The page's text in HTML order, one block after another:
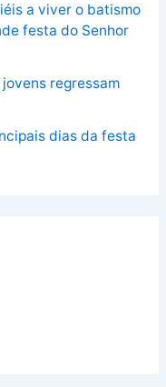
a viver o batismo
festa do Senhor
jovens regressam
dias da festa